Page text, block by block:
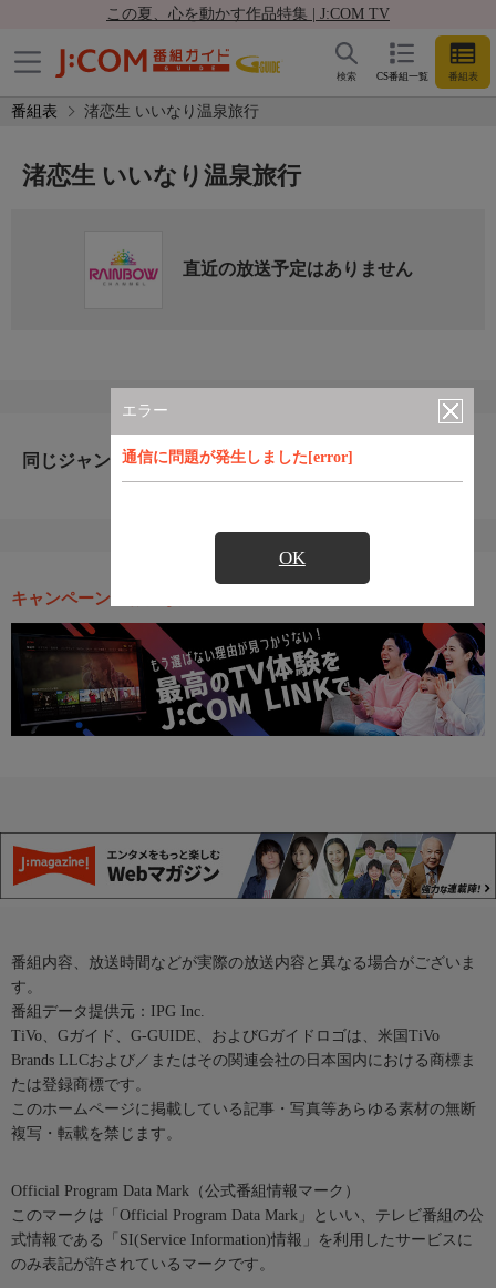
この夏、心を動かす作品特集 | J:COM TV
CS番組一覧 番組表
検索
番組表 渚恋生 いいなり温泉旅行
エラー
通信に問題が発生しました[error]
OK
渚恋生 いいなり温泉旅行
直近の放送予定はありません
同じジャンルのおすすめ番組
キャンペーン・お得な情報
番組内容、放送時間などが実際の放送内容と異なる場合がございま
す。
番組データ提供元：IPG Inc.
TiVo、Gガイド、G-GUIDE、およびGガイドロゴは、米国TiVo
Brands LLCおよび／またはその関連会社の日本国内における商標ま
たは登録商標です。
このホームページに掲載している記事・写真等あらゆる素材の無断
複写・転載を禁じます。
Official Program Data Mark（公式番組情報マーク）
このマークは「Official Program Data Mark」といい、テレビ番組の公
式情報である「SI(Service Information)情報」を利用したサービスに
のみ表記が許されているマークです。